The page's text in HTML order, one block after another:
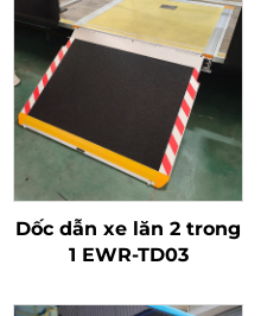
Dốc dẫn xe lăn 2 trong
1 EWR-TD03